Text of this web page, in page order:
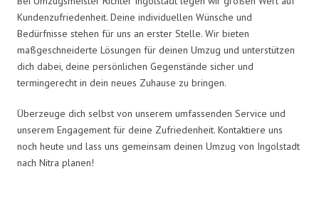
Kundenzufriedenheit. Deine individuellen Wünsche und
Bedürfnisse stehen für uns an erster Stelle. Wir bieten
maßgeschneiderte Lösungen für deinen Umzug und unterstützen
dich dabei, deine persönlichen Gegenstände sicher und
termingerecht in dein neues Zuhause zu bringen.
Überzeuge dich selbst von unserem umfassenden Service und
unserem Engagement für deine Zufriedenheit. Kontaktiere uns
noch heute und lass uns gemeinsam deinen Umzug von Ingolstadt
nach Nitra planen!